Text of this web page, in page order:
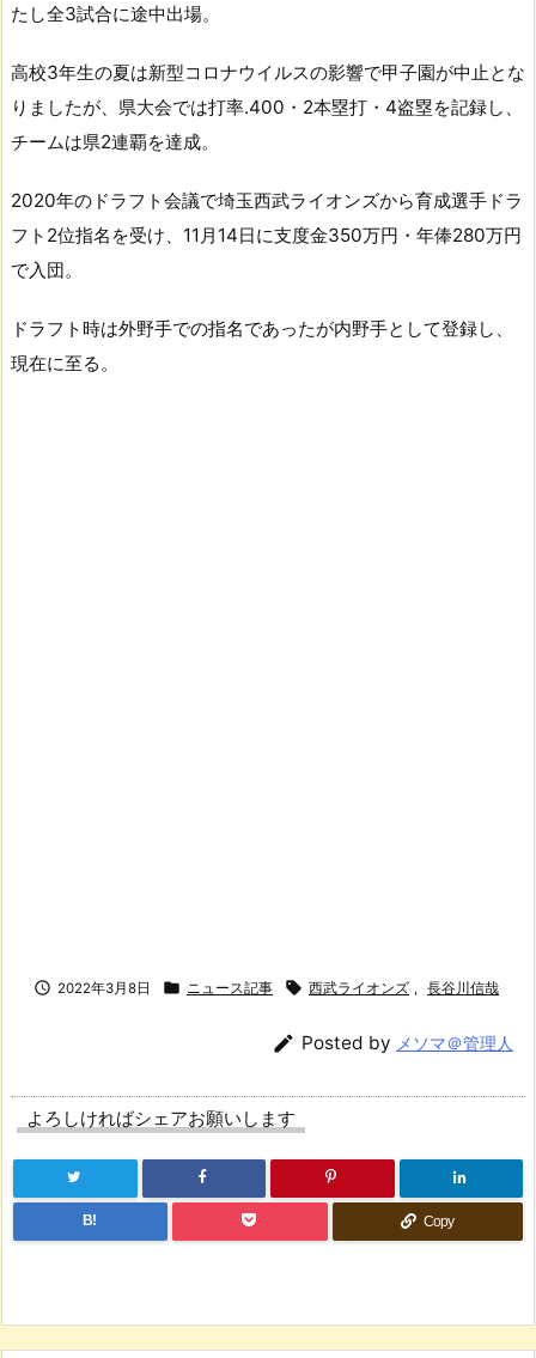
たし全3試合に途中出場。
高校3年生の夏は新型コロナウイルスの影響で甲子園が中止とな
りましたが、県大会では打率.400・2本塁打・4盗塁を記録し、
チームは県2連覇を達成。
2020年のドラフト会議で埼玉西武ライオンズから育成選手ドラ
フト2位指名を受け、11月14日に支度金350万円・年俸280万円
で入団。
ドラフト時は外野手での指名であったが内野手として登録し、
現在に至る。
 2022年3月8日  ニュース記事  西武ライオンズ , 長谷川信哉
 Posted by メソマ＠管理人
よろしければシェアお願いします
B! Copy